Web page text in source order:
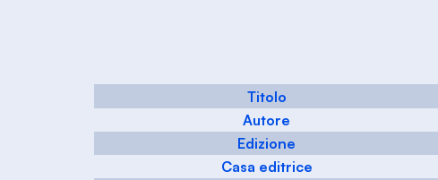
Titolo
Autore
Edizione
Casa editrice